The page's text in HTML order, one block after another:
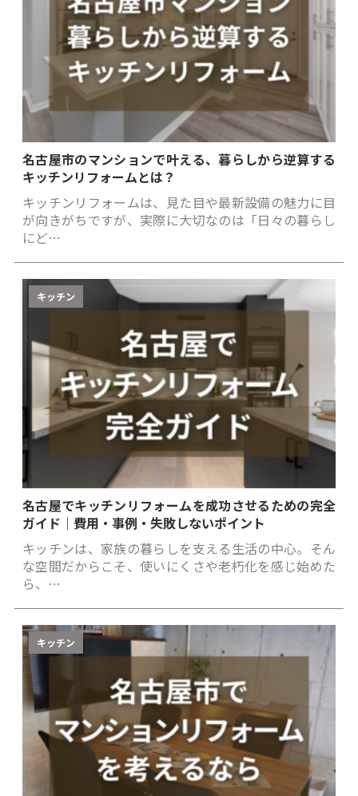
名古屋市のマンションで叶える、暮らしから逆算する
キッチンリフォームとは？
キッチンリフォームは、見た目や最新設備の魅力に目
が向きがちですが、実際に大切なのは「日々の暮らし
にど…
キッチン
名古屋でキッチンリフォームを成功させるための完全
ガイド｜費用・事例・失敗しないポイント
キッチンは、家族の暮らしを支える生活の中心。そん
な空間だからこそ、使いにくさや老朽化を感じ始めた
ら、…
キッチン